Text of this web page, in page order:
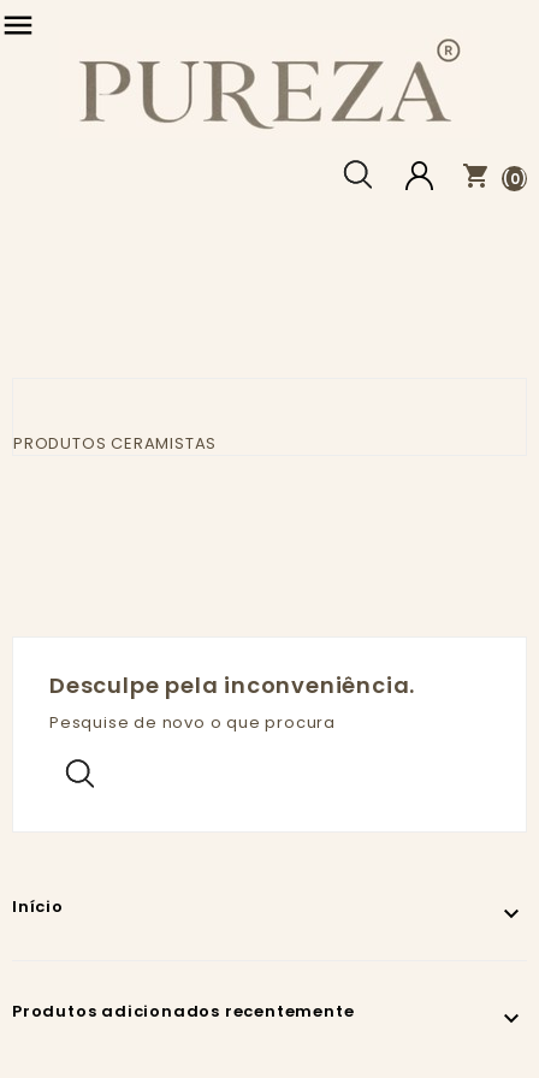

shopping_cart (0)
PRODUTOS CERAMISTAS
Desculpe pela inconveniência.
Pesquise de novo o que procura
Início 
Produtos adicionados recentemente 